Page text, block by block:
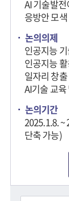
AI 기술발
응방안 모색
논의의제
인공지능
인공지능
일자리 창
AI기술 교
논의기간
2025.1.8. ~
단축 가능)